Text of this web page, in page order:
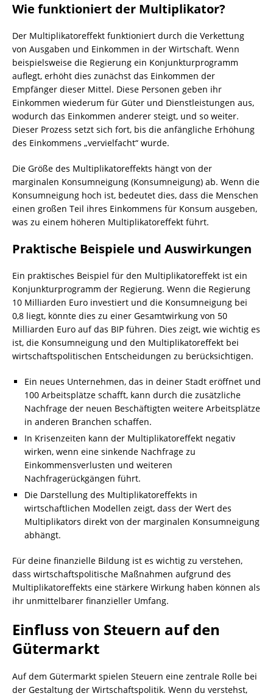
Wie funktioniert der Multiplikator?
Der Multiplikatoreffekt funktioniert durch die Verkettung
von Ausgaben und Einkommen in der Wirtschaft. Wenn
beispielsweise die Regierung ein Konjunkturprogramm
auflegt, erhöht dies zunächst das Einkommen der
Empfänger dieser Mittel. Diese Personen geben ihr
Einkommen wiederum für Güter und Dienstleistungen aus,
wodurch das Einkommen anderer steigt, und so weiter.
Dieser Prozess setzt sich fort, bis die anfängliche Erhöhung
des Einkommens „vervielfacht“ wurde.
Die Größe des Multiplikatoreffekts hängt von der
marginalen Konsumneigung (Konsumneigung) ab. Wenn die
Konsumneigung hoch ist, bedeutet dies, dass die Menschen
einen großen Teil ihres Einkommens für Konsum ausgeben,
was zu einem höheren Multiplikatoreffekt führt.
Praktische Beispiele und Auswirkungen
Ein praktisches Beispiel für den Multiplikatoreffekt ist ein
Konjunkturprogramm der Regierung. Wenn die Regierung
10 Milliarden Euro investiert und die Konsumneigung bei
0,8 liegt, könnte dies zu einer Gesamtwirkung von 50
Milliarden Euro auf das BIP führen. Dies zeigt, wie wichtig es
ist, die Konsumneigung und den Multiplikatoreffekt bei
wirtschaftspolitischen Entscheidungen zu berücksichtigen.
Ein neues Unternehmen, das in deiner Stadt eröffnet und
100 Arbeitsplätze schafft, kann durch die zusätzliche
Nachfrage der neuen Beschäftigten weitere Arbeitsplätze
in anderen Branchen schaffen.
In Krisenzeiten kann der Multiplikatoreffekt negativ
wirken, wenn eine sinkende Nachfrage zu
Einkommensverlusten und weiteren
Nachfragerückgängen führt.
Die Darstellung des Multiplikatoreffekts in
wirtschaftlichen Modellen zeigt, dass der Wert des
Multiplikators direkt von der marginalen Konsumneigung
abhängt.
Für deine finanzielle Bildung ist es wichtig zu verstehen,
dass wirtschaftspolitische Maßnahmen aufgrund des
Multiplikatoreffekts eine stärkere Wirkung haben können als
ihr unmittelbarer finanzieller Umfang.
Einfluss von Steuern auf den
Gütermarkt
Auf dem Gütermarkt spielen Steuern eine zentrale Rolle bei
der Gestaltung der Wirtschaftspolitik. Wenn du verstehst,